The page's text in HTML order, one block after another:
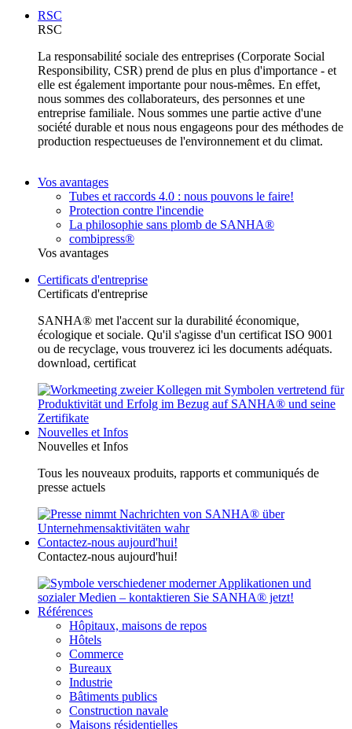
RSC
RSC
La responsabilité sociale des entreprises (Corporate Social
Responsibility, CSR) prend de plus en plus d'importance - et
elle est également importante pour nous-mêmes. En effet,
nous sommes des collaborateurs, des personnes et une
entreprise familiale. Nous sommes une partie active d'une
société durable et nous nous engageons pour des méthodes de
production respectueuses de l'environnement et du climat.
Vos avantages
Tubes et raccords 4.0 : nous pouvons le faire!
Protection contre l'incendie
La philosophie sans plomb de SANHA®
combipress®
Vos avantages
Certificats d'entreprise
Certificats d'entreprise
SANHA® met l'accent sur la durabilité économique,
écologique et sociale. Qu'il s'agisse d'un certificat ISO 9001
ou de recyclage, vous trouverez ici les documents adéquats.
download, certificat
Nouvelles et Infos
Nouvelles et Infos
Tous les nouveaux produits, rapports et communiqués de
presse actuels
Contactez-nous aujourd'hui!
Contactez-nous aujourd'hui!
Références
Hôpitaux, maisons de repos
Hôtels
Commerce
Bureaux
Industrie
Bâtiments publics
Construction navale
Maisons résidentielles